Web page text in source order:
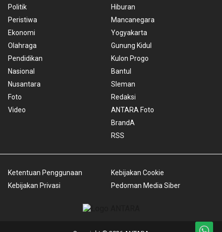
Politik
Peristiwa
Ekonomi
Olahraga
Pendidikan
Nasional
Nusantara
Foto
Video
Hiburan
Mancanegara
Yogyakarta
Gunung Kidul
Kulon Progo
Bantul
Sleman
Redaksi
ANTARA Foto
BrandA
RSS
Ketentuan Penggunaan
Kebijakan Privasi
Kebijakan Cookie
Pedoman Media Siber